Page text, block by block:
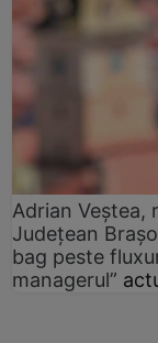
Adrian Veștea,
Județean
bag peste
managerul”